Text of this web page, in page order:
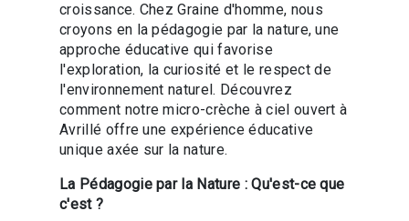
croissance. Chez Graine d'homme, nous
croyons en la pédagogie par la nature, une
approche éducative qui favorise
l'exploration, la curiosité et le respect de
l'environnement naturel. Découvrez
comment notre micro-crèche à ciel ouvert à
Avrillé offre une expérience éducative
unique axée sur la nature.
La Pédagogie par la Nature : Qu'est-ce que
c'est ?